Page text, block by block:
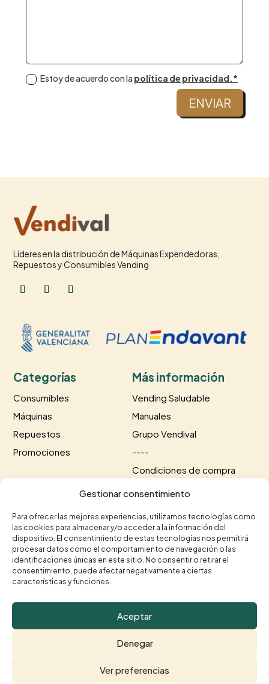
Gestionar consentimiento
Para ofrecer las mejores experiencias, utilizamos tecnologías como
las cookies para almacenar y/o acceder a la información del
dispositivo. El consentimiento de estas tecnologías nos permitirá
procesar datos como el comportamiento de navegación o las
identificaciones únicas en este sitio. No consentir o retirar el
consentimiento, puede afectar negativamente a ciertas
características y funciones.
Aceptar
Denegar
Ver preferencias
Estoy de acuerdo con la política de privacidad.*
ENVIAR
Líderes en la distribución de Máquinas Expendedoras,
Repuestos y Consumibles Vending
Categorías
Consumibles
Máquinas
Repuestos
Promociones
Más información
Vending Saludable
Manuales
Grupo Vendival
----
Condiciones de compra
Información de envío
Contacto
 +34 963 75 20 40  +34 615 35 50 96
 contacto@vendival.com
Política de Cookies| Diseñado por